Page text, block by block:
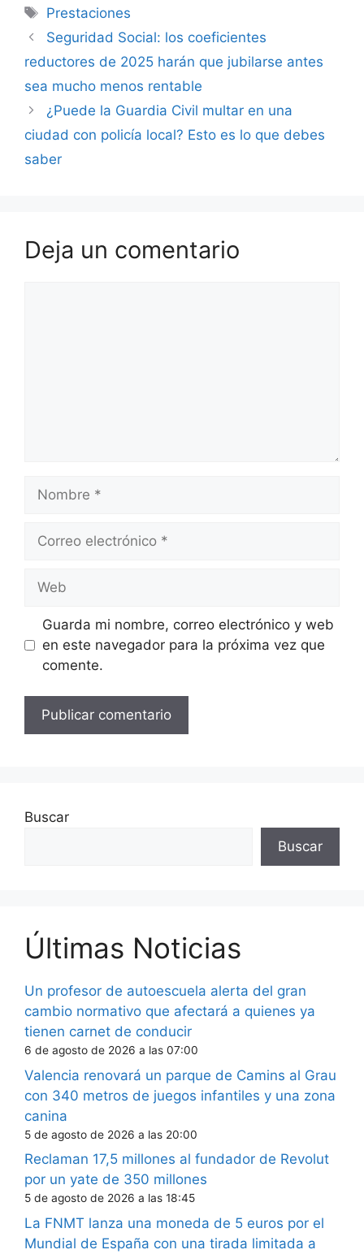
Etiquetas
Prestaciones
Seguridad Social: los coeficientes
reductores de 2025 harán que jubilarse antes
sea mucho menos rentable
¿Puede la Guardia Civil multar en una
ciudad con policía local? Esto es lo que debes
saber
Deja un comentario
electrónico
Guarda mi nombre, correo electrónico y web
en este navegador para la próxima vez que
comente.
Buscar
Buscar
Últimas Noticias
Un profesor de autoescuela alerta del gran
cambio normativo que afectará a quienes ya
tienen carnet de conducir
6 de agosto de 2026 a las 07:00
Valencia renovará un parque de Camins al Grau
con 340 metros de juegos infantiles y una zona
canina
5 de agosto de 2026 a las 20:00
Reclaman 17,5 millones al fundador de Revolut
por un yate de 350 millones
5 de agosto de 2026 a las 18:45
La FNMT lanza una moneda de 5 euros por el
Mundial de España con una tirada limitada a